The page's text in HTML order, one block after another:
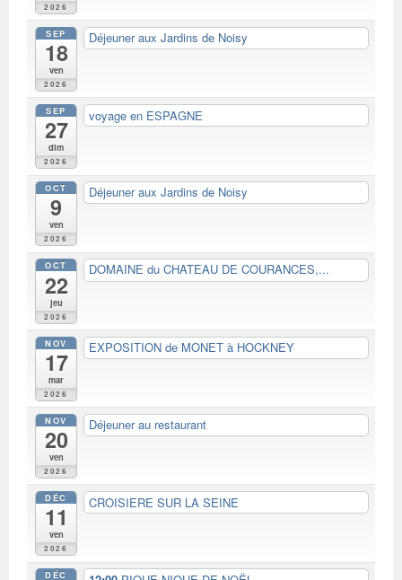
2026
SEP
18
ven
2026
Déjeuner aux Jardins de Noisy
SEP
27
dim
2026
voyage en ESPAGNE
OCT
9
ven
2026
Déjeuner aux Jardins de Noisy
OCT
22
jeu
2026
DOMAINE du CHATEAU DE COURANCES,...
NOV
17
mar
2026
EXPOSITION de MONET à HOCKNEY
NOV
20
ven
2026
Déjeuner au restaurant
DÉC
11
ven
2026
CROISIERE SUR LA SEINE
DÉC